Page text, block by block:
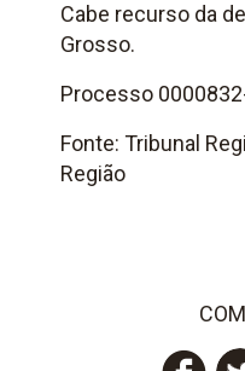
Cabe recurso da
Grosso.
Processo
Fonte: Tribunal
Região